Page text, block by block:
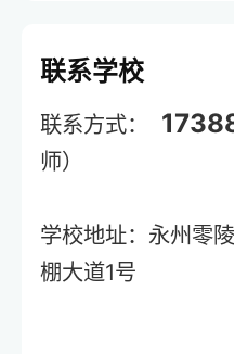
联系学校
联系方式：
师）
学校地址：永州零
棚大道1号